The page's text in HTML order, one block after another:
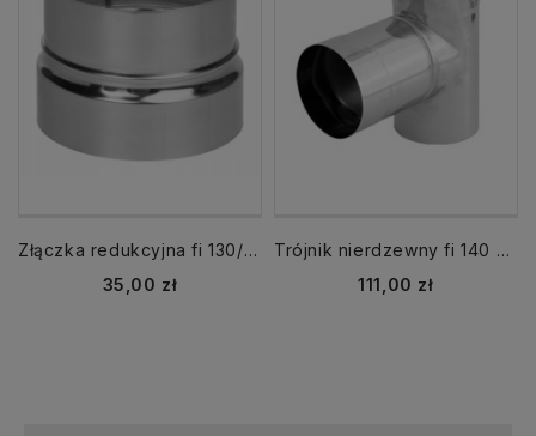
Złączka redukcyjna fi 130/136 mm nierdzewna
Cena
35,00 zł
Trójnik nierdzewny fi 140 kąt 90
Cena
111,00 zł